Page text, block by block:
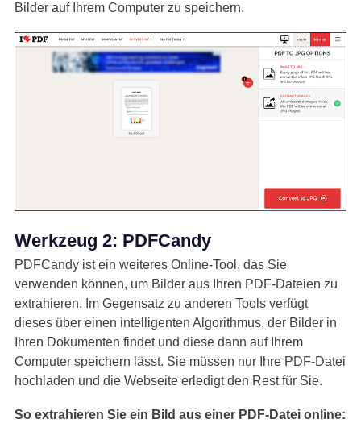
Bilder auf Ihrem Computer zu speichern.
Werkzeug 2: PDFCandy
PDFCandy ist ein weiteres Online-Tool, das Sie
verwenden können, um Bilder aus Ihren PDF-Dateien zu
extrahieren. Im Gegensatz zu anderen Tools verfügt
dieses über einen intelligenten Algorithmus, der Bilder in
Ihren Dokumenten findet und diese dann auf Ihrem
Computer speichern lässt. Sie müssen nur Ihre PDF-Datei
hochladen und die Webseite erledigt den Rest für Sie.
So extrahieren Sie ein Bild aus einer PDF-Datei online: